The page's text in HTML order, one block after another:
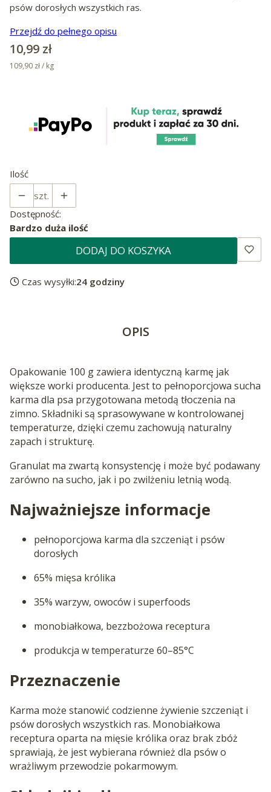
psów dorosłych wszystkich ras.
Przejdź do pełnego opisu
Cena
10,99 zł
109,90 zł / kg
Ilość
szt.
Dostępność:
Bardzo duża ilość
DODAJ DO KOSZYKA
Czas wysyłki:24 godziny
OPIS
Opakowanie 100 g zawiera identyczną karmę jak
większe worki producenta. Jest to pełnoporcjowa sucha
karma dla psa przygotowana metodą tłoczenia na
zimno. Składniki są sprasowywane w kontrolowanej
temperaturze, dzięki czemu zachowują naturalny
zapach i strukturę.
Granulat ma zwartą konsystencję i może być podawany
zarówno na sucho, jak i po zwilżeniu letnią wodą.
Najważniejsze informacje
pełnoporcjowa karma dla szczeniąt i psów
dorosłych
65% mięsa królika
35% warzyw, owoców i superfoods
monobiałkowa, bezzbożowa receptura
produkcja w temperaturze 60–85°C
Przeznaczenie
Karma może stanowić codzienne żywienie szczeniąt i
psów dorosłych wszystkich ras. Monobiałkowa
receptura oparta na mięsie królika oraz brak zbóż
sprawiają, że jest wybierana również dla psów o
wrażliwym przewodzie pokarmowym.